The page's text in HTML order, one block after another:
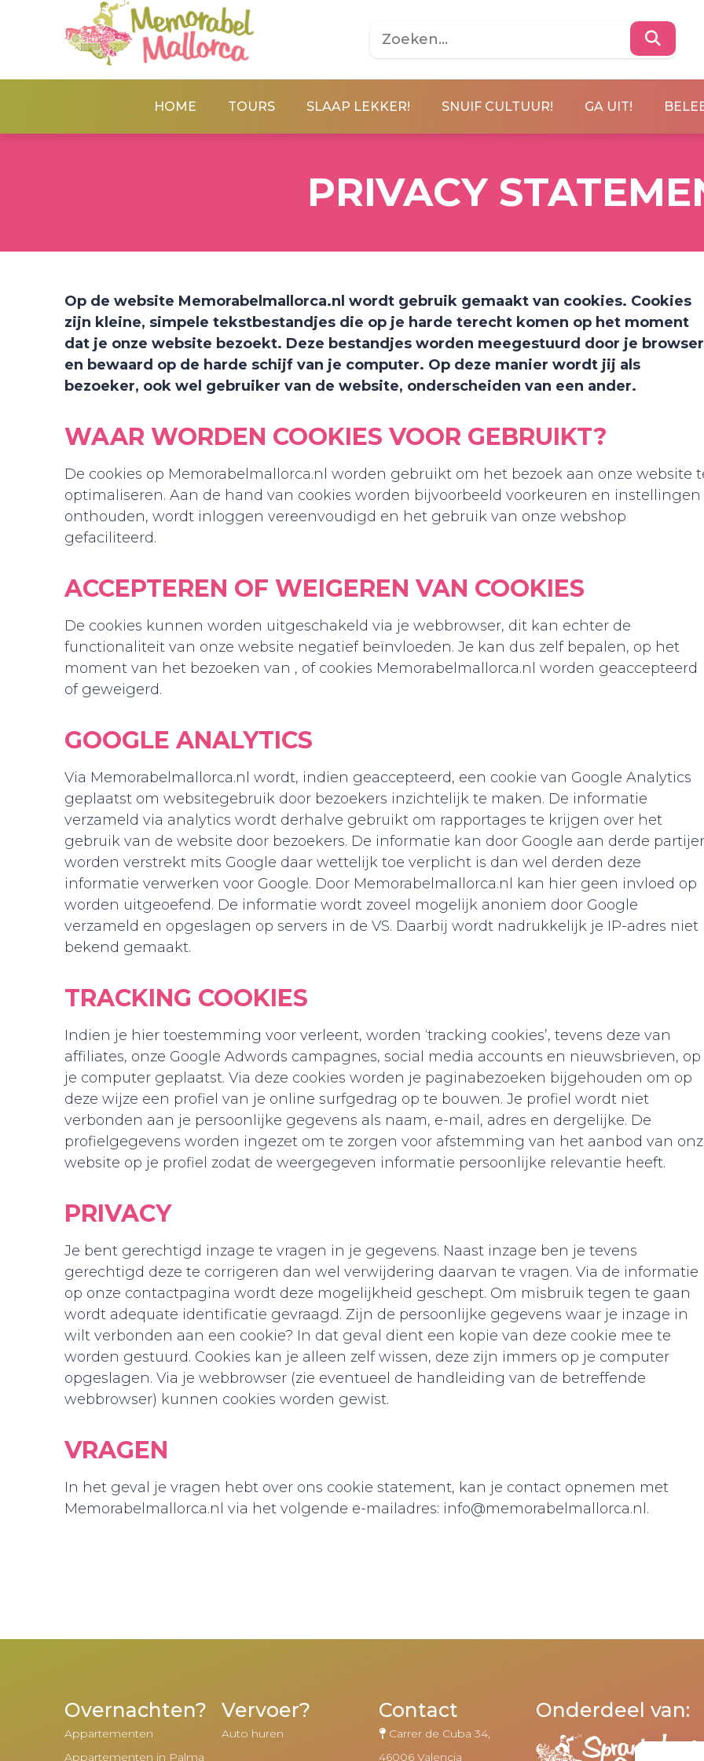
HOME TOURS SLAAP LEKKER! SNUIF CULTUUR! GA UIT!
PRIVACY
Op de website Memorabelmallorca.nl wordt gebruik gemaakt van cookies. Cookies
zijn kleine, simpele tekstbestandjes die op je harde terecht komen op het moment
dat je onze website bezoekt. Deze bestandjes worden meegestuurd door je browser
en bewaard op de harde schijf van je computer. Op deze manier wordt jij als
bezoeker, ook wel gebruiker van de website, onderscheiden van een ander.
WAAR WORDEN COOKIES VOOR GEBRUIKT?
De cookies op Memorabelmallorca.nl worden gebruikt om het bezoek aan onze website
optimaliseren. Aan de hand van cookies worden bijvoorbeeld voorkeuren en instellingen
onthouden, wordt inloggen vereenvoudigd en het gebruik van onze webshop
gefaciliteerd.
ACCEPTEREN OF WEIGEREN VAN COOKIES
De cookies kunnen worden uitgeschakeld via je webbrowser, dit kan echter de
functionaliteit van onze website negatief beïnvloeden. Je kan dus zelf bepalen, op het
moment van het bezoeken van , of cookies Memorabelmallorca.nl worden geaccepteerd
of geweigerd.
GOOGLE ANALYTICS
Via Memorabelmallorca.nl wordt, indien geaccepteerd, een cookie van Google Analytics
geplaatst om websitegebruik door bezoekers inzichtelijk te maken. De informatie
verzameld via analytics wordt derhalve gebruikt om rapportages te krijgen over het
gebruik van de website door bezoekers. De informatie kan door Google aan derde
worden verstrekt mits Google daar wettelijk toe verplicht is dan wel derden deze
informatie verwerken voor Google. Door Memorabelmallorca.nl kan hier geen invloed op
worden uitgeoefend. De informatie wordt zoveel mogelijk anoniem door Google
verzameld en opgeslagen op servers in de VS. Daarbij wordt nadrukkelijk je IP-adres niet
bekend gemaakt.
TRACKING COOKIES
Indien je hier toestemming voor verleent, worden ‘tracking cookies’, tevens deze van
affiliates, onze Google Adwords campagnes, social media accounts en nieuwsbrieven, op
je computer geplaatst. Via deze cookies worden je paginabezoeken bijgehouden om op
deze wijze een profiel van je online surfgedrag op te bouwen. Je profiel wordt niet
verbonden aan je persoonlijke gegevens als naam, e-mail, adres en dergelijke. De
profielgegevens worden ingezet om te zorgen voor afstemming van het aanbod van
website op je profiel zodat de weergegeven informatie persoonlijke relevantie heeft.
PRIVACY
Je bent gerechtigd inzage te vragen in je gegevens. Naast inzage ben je tevens
gerechtigd deze te corrigeren dan wel verwijdering daarvan te vragen. Via de informatie
op onze contactpagina wordt deze mogelijkheid geschept. Om misbruik tegen te gaan
wordt adequate identificatie gevraagd. Zijn de persoonlijke gegevens waar je inzage in
wilt verbonden aan een cookie? In dat geval dient een kopie van deze cookie mee te
worden gestuurd. Cookies kan je alleen zelf wissen, deze zijn immers op je computer
opgeslagen. Via je webbrowser (zie eventueel de handleiding van de betreffende
webbrowser) kunnen cookies worden gewist.
VRAGEN
In het geval je vragen hebt over ons cookie statement, kan je contact opnemen met
Memorabelmallorca.nl via het volgende e-mailadres: info@memorabelmallorca.nl.
Overnachten?
Appartementen
Appartementen in Palma
Vervoer?
Auto huren
Contact
Carrer de Cuba 34,
46006 Valencia
Onderdeel van: